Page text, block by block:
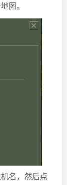
图。
名，然后点